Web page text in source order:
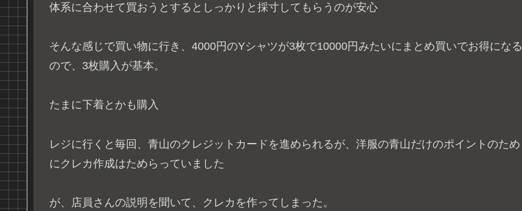
体系に合わせて買おうとするとしっかりと採寸してもらうのが安心
そんな感じで買い物に行き、4000円のYシャツが3枚で10000円みたいにまとめ買いでお得になる
ので、3枚購入が基本。
たまに下着とかも購入
レジに行くと毎回、青山のクレジットカードを進められるが、洋服の青山だけのポイントのため
にクレカ作成はためらっていました
が、店員さんの説明を聞いて、クレカを作ってしまった。